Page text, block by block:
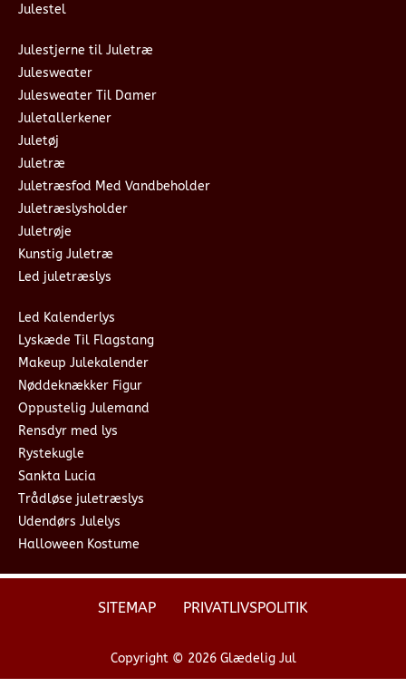
Julestel
Julestjerne til Juletræ
Julesweater
Julesweater Til Damer
Juletallerkener
Juletøj
Juletræ
Juletræsfod Med Vandbeholder
Juletræslysholder
Juletrøje
Kunstig Juletræ
Led juletræslys
Led Kalenderlys
Lyskæde Til Flagstang
Makeup Julekalender
Nøddeknækker Figur
Oppustelig Julemand
Rensdyr med lys
Rystekugle
Sankta Lucia
Trådløse juletræslys
Udendørs Julelys
Halloween Kostume
SITEMAP PRIVATLIVSPOLITIK
Copyright © 2026 Glædelig Jul